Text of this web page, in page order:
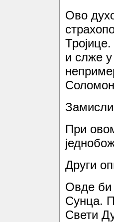
Ово
и слже
При
Други
Овде би
Сунца.
Свети